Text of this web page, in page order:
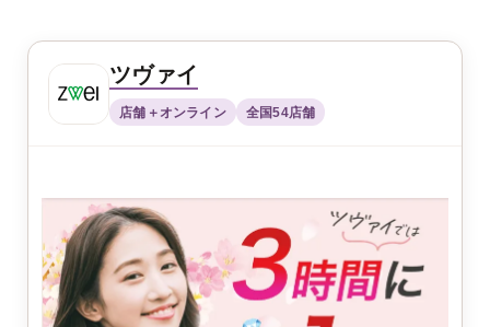
ツヴァイ
店舗＋オンライン 全国54店舗